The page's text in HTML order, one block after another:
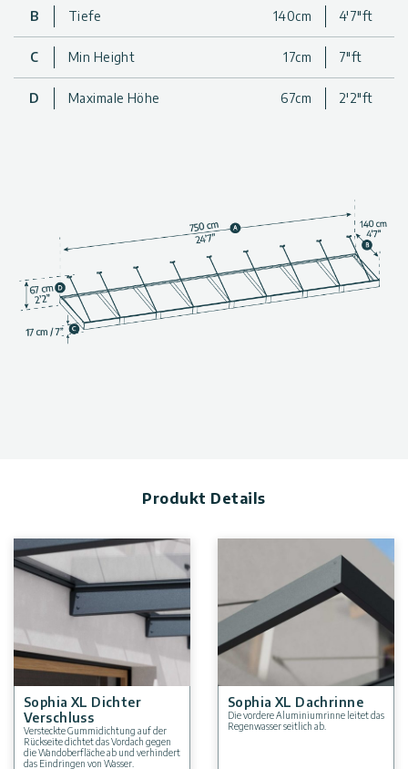
Architektur und wertet das Aussehen Ihres Hauses auf.
Langlebige Struktur: Rostfreies Aluminium und verzinktes
Blech sind so konstruiert, dass sie rauen Wetterbedingungen
standhalten
Ganzjährige Wetterbeständigkeit: Wind-, schnee- und
hagelfest. Getestet, um Winden von bis zu 120 km/h und
Widerstandsfähige Paneele: Ultra-sichere, hochschlagfeste
4mm Acrylplatten schützen vor den Elementen
Schützt Ihr Tor: Das schraubenlose Verglasungssystem
verhindert das Durchsickern von Regen und Tau und
blockiert bis zu 100 % der schädlichen UV-Strahlen, um Ihren
Eingang vor Sonnenschäden und Verschleiß zu schützen
Erweiterbarer Anwendungsbereich: Mehrere Sophia
Markisen können nahtlos nebeneinander installiert werden
schnelle und sichere Installation
und Beton geeignet. Für andere Materialien wenden Sie sich
bitte an einen örtlichen Bauunternehmer.
Garantie: 3 Jahre beschränkte Garantie
B Tiefe 140cm 4'7"ft
C Min Height 17cm 7"ft
D Maximale Höhe 67cm 2'2"ft
Produkt Details
Sophia XL Dichter
Verschluss
Versteckte Gummidichtung auf der
Rückseite dichtet das Vordach gegen
die Wandoberfläche ab und verhindert
das Eindringen von Wasser.
Sophia XL Dachrinne
Die vordere Aluminiumrinne leitet das
Regenwasser seitlich ab.